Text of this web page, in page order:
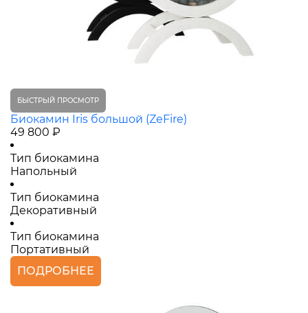
БЫСТРЫЙ ПРОСМОТР
Биокамин Iris большой (ZeFire)
49 800 ₽
Тип биокамина
Напольный
Тип биокамина
Декоративный
Тип биокамина
Портативный
ПОДРОБНЕЕ